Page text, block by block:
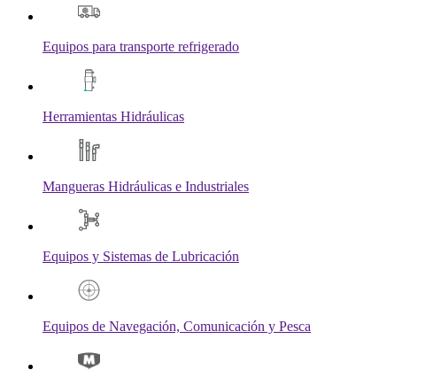
Equipos para transporte refrigerado
Herramientas Hidráulicas
Mangueras Hidráulicas e Industriales
Equipos y Sistemas de Lubricación
Equipos de Navegación, Comunicación y Pesca